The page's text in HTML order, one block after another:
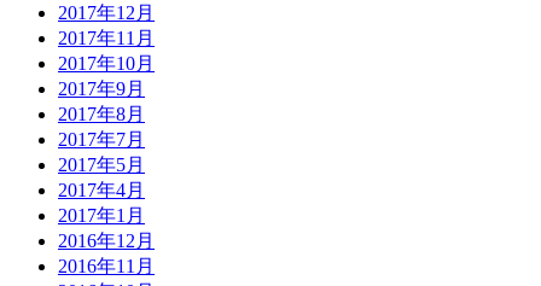
2017年12月
2017年11月
2017年10月
2017年9月
2017年8月
2017年7月
2017年5月
2017年4月
2017年1月
2016年12月
2016年11月